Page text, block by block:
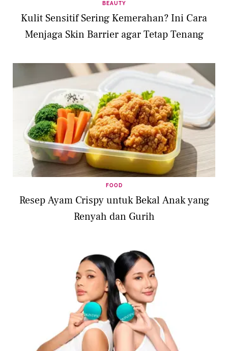
BEAUTY
Kulit Sensitif Sering Kemerahan? Ini Cara
Menjaga Skin Barrier agar Tetap Tenang
FOOD
Resep Ayam Crispy untuk Bekal Anak yang
Renyah dan Gurih